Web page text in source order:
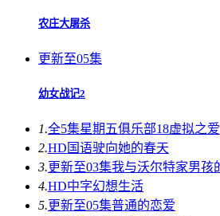
农庄大屠杀
更新至05集
幼女战记2
1.全5集星期五俱乐部18虚拟之爱
2.HD国语驶向她的春天​
3.更新至03集我与沃尔特家男孩
4.HD中字幻想生活
5.更新至05集普通的恋爱